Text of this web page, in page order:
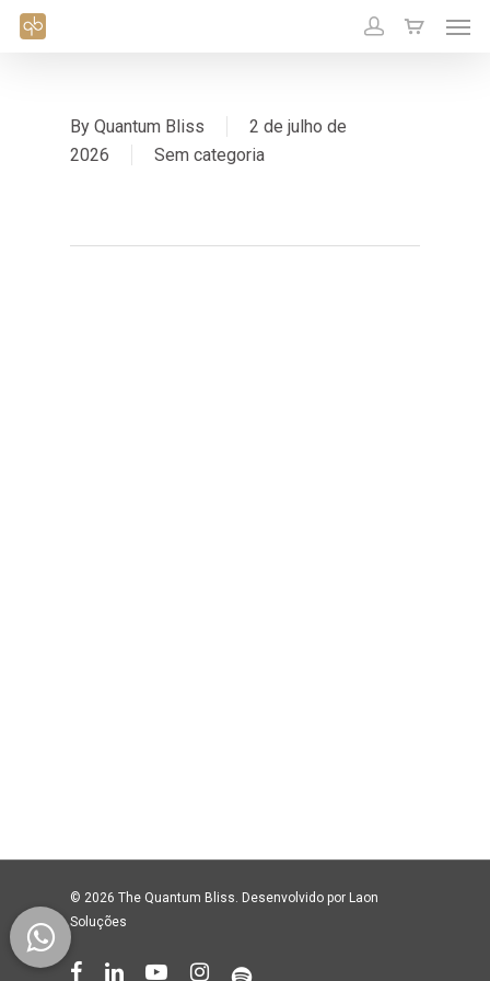
By Quantum Bliss
2 de julho de
2026
Sem categoria
© 2026 The Quantum Bliss. Desenvolvido por Laon
Soluções